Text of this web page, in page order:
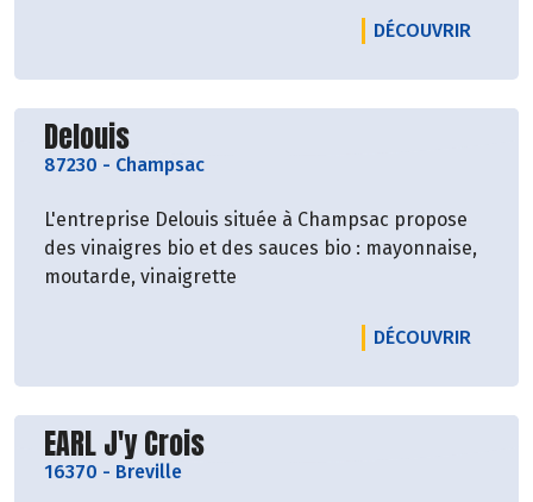
DÉCOUVRIR
Découvrir le producteur
Delouis
87230 - Champsac
L'entreprise Delouis située à Champsac propose
des vinaigres bio et des sauces bio : mayonnaise,
moutarde, vinaigrette
DÉCOUVRIR
Découvrir le producteur
EARL J'y Crois
16370 - Breville